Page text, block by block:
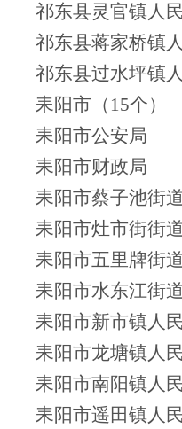
祁东县灵官镇人
祁东县蒋家桥镇
祁东县过水坪镇
耒阳市（15个）
耒阳市公安局
耒阳市财政局
耒阳市蔡子池街
耒阳市灶市街街
耒阳市五里牌街
耒阳市水东江街
耒阳市新市镇人
耒阳市龙塘镇人
耒阳市南阳镇人
耒阳市遥田镇人